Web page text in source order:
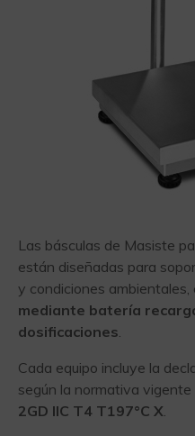
Las básculas de Masiste
están diseñadas para
y condiciones ambientales,
mediante batería
dosificaciones
Cada equipo incluye la
según la normativa vigente
2GD IIC T4 T197°C X